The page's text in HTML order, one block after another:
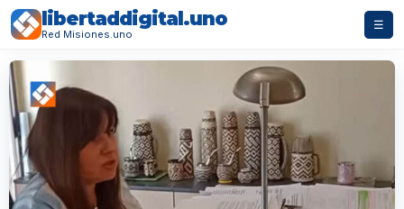
libertaddigital.uno
Red Misiones.uno
☰